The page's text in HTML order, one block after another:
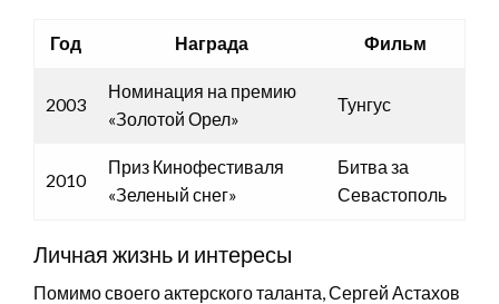
Год Награда Фильм
2003
Номинация на премию
«Золотой Орел»
Тунгус
2010
Приз Кинофестиваля
«Зеленый снег»
Битва за
Севастополь
Личная жизнь и интересы
Помимо своего актерского таланта, Сергей Астахов